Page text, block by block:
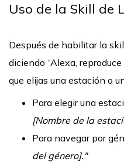
Uso de la Skill de
Después de habilitar la
diciendo “Alexa,
que elijas una estación o
Para elegir una
[Nombre de la
Para navegar por
del género]."